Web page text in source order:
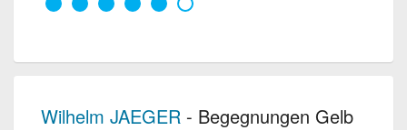
Wilhelm JAEGER - Begegnungen Gelb